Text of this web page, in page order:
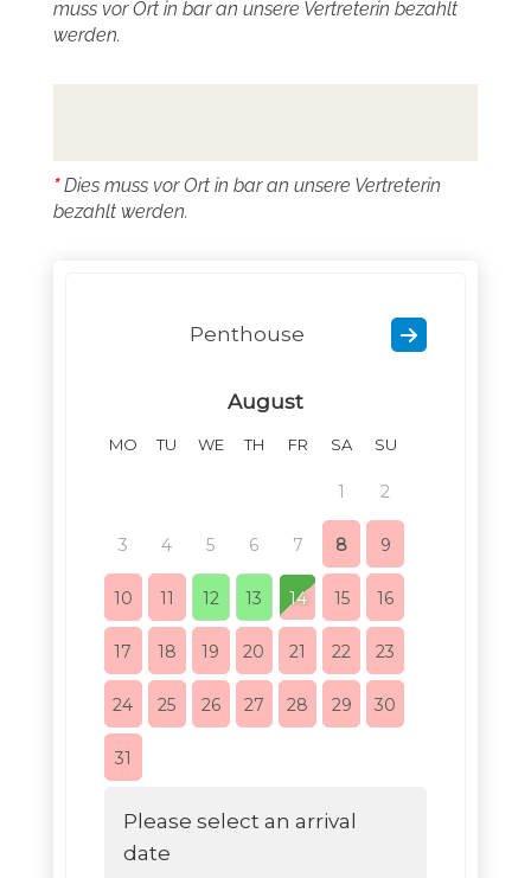
muss vor Ort in bar an unsere Vertreterin bezahlt
werden.
*Dies muss vor Ort in bar an unsere Vertreterin
bezahlt werden.
Penthouse
August
MO TU WE TH FR SA SU
1 2
3 4 5 6 7 8 9
10 11 12 13 14 15 16
17 18 19 20 21 22 23
24 25 26 27 28 29 30
31
Please select an arrival
date